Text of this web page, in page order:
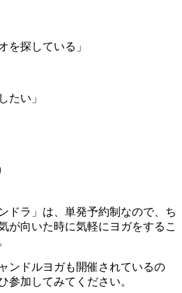
を探している」
たい」
ドラ」は、単発予約制なので、ち
が向いた時に気軽にヨガをするこ
ンドルヨガも開催されているの
参加してみてください。